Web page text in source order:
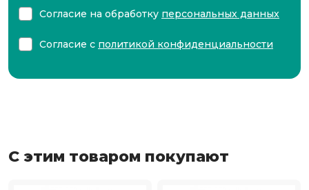
Согласие на обработку персональных данных
Согласие с политикой конфиденциальности
С этим товаром покупают